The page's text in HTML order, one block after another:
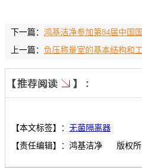
下一篇： 鸿基洁净参加第84届中国
上一篇： 负压称量室的基本结构和
【本文标签】： 无菌隔离器
【责任编辑】： 鸿基洁净 版权所